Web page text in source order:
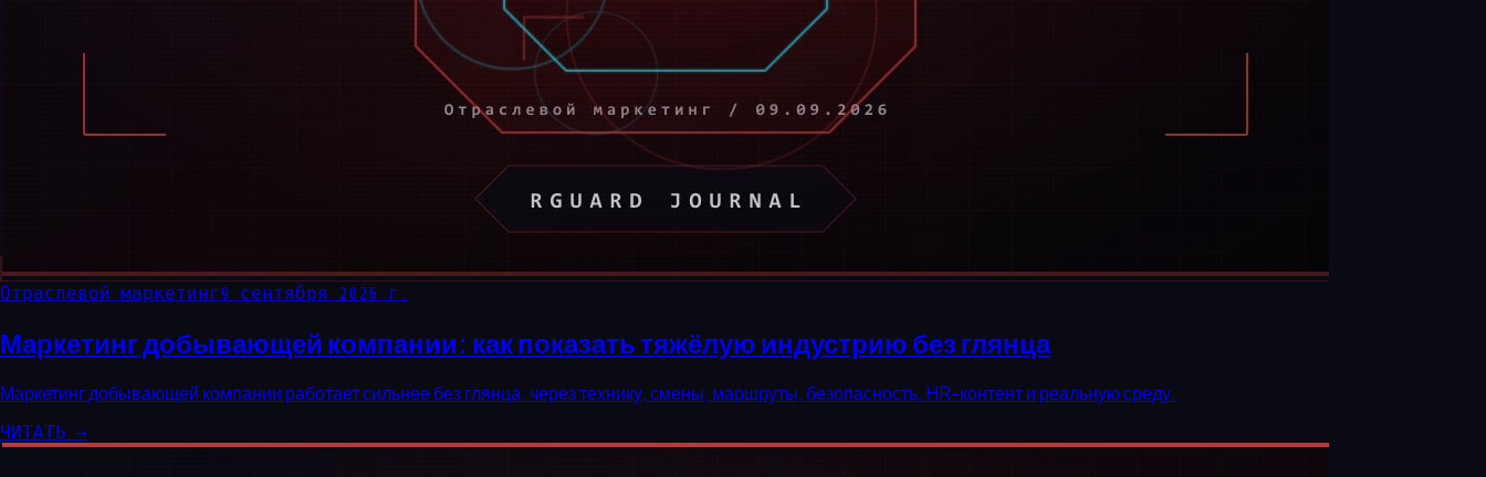
Отраслевой маркетинг9 сентября 2026 г.
Маркетинг добывающей компании: как показать тяжёлую индустрию без глянца
Маркетинг добывающей компании работает сильнее без глянца: через технику, смены, маршруты, безопасность, HR-контент и реальную среду.
ЧИТАТЬ →